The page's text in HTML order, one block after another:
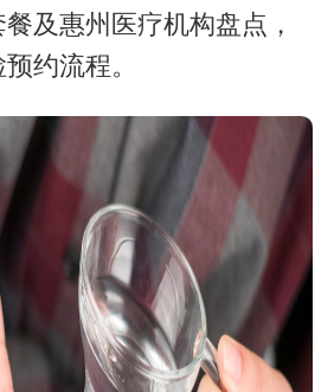
及惠州医疗机构盘点，
约流程。